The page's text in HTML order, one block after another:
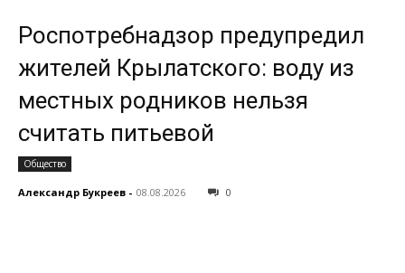
Роспотребнадзор предупредил
жителей Крылатского: воду из
местных родников нельзя
считать питьевой
Общество
Александр Букреев - 08.08.2026 0